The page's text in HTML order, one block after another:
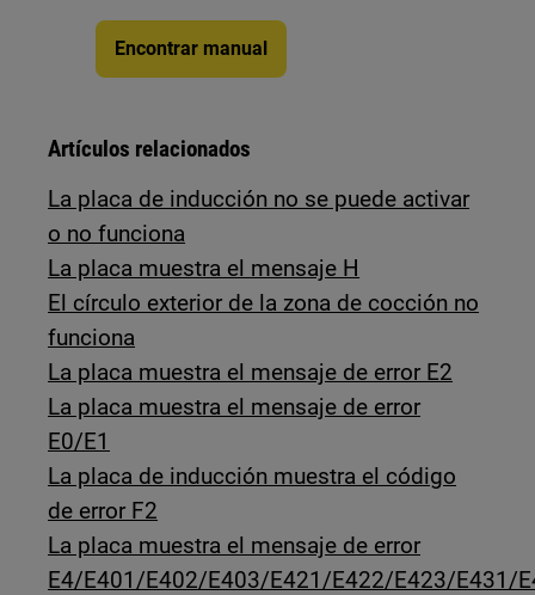
Encontrar manual
Artículos relacionados
La placa de inducción no se puede activar
o no funciona
La placa muestra el mensaje H
El círculo exterior de la zona de cocción no
funciona
La placa muestra el mensaje de error E2
La placa muestra el mensaje de error
E0/E1
La placa de inducción muestra el código
de error F2
La placa muestra el mensaje de error
E4/E401/E402/E403/E421/E422/E423/E431/